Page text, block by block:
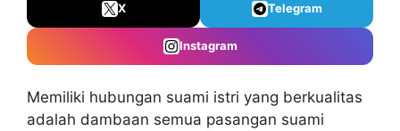
X Telegram
Instagram
Memiliki hubungan suami istri yang berkualitas
adalah dambaan semua pasangan suami